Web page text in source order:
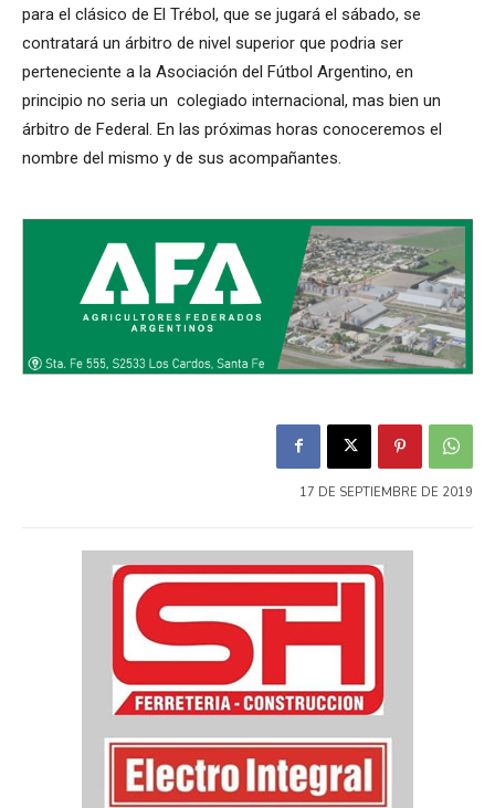
para el clásico de El Trébol, que se jugará el sábado, se
contratará un árbitro de nivel superior que podria ser
perteneciente a la Asociación del Fútbol Argentino, en
principio no seria un colegiado internacional, mas bien un
árbitro de Federal. En las próximas horas conoceremos el
nombre del mismo y de sus acompañantes.
17 DE SEPTIEMBRE DE 2019